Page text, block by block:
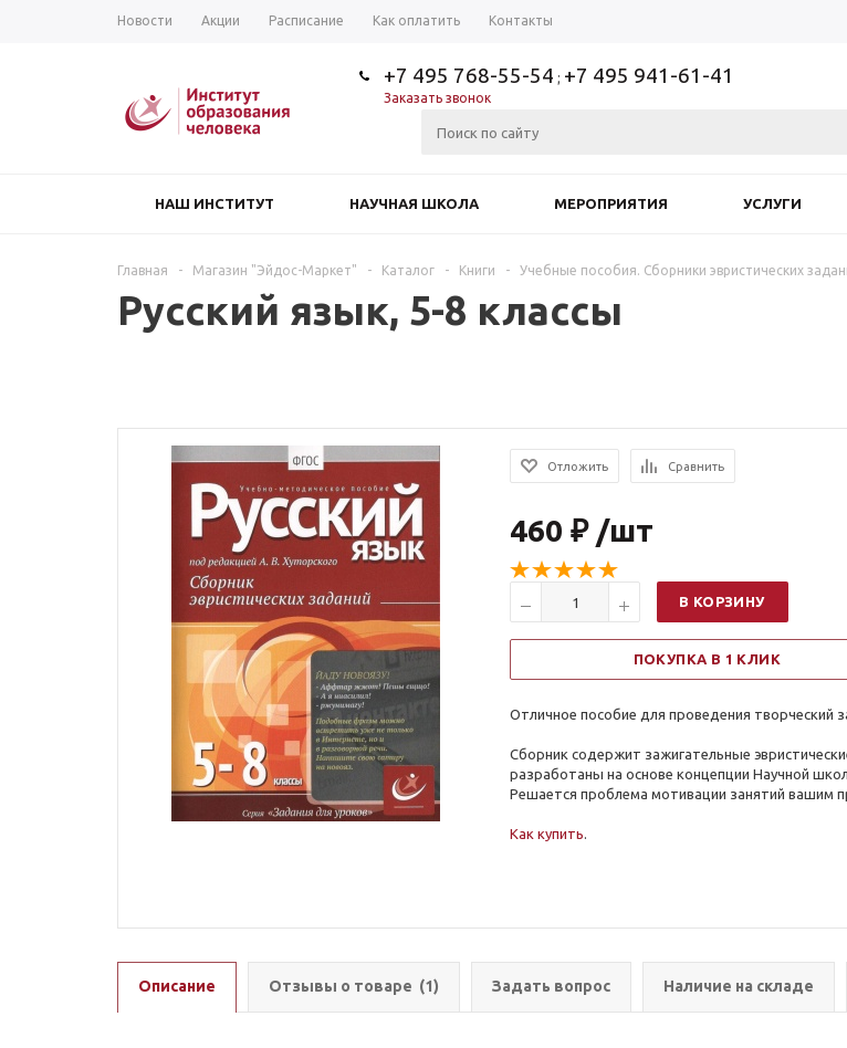
Новости Акции Расписание Как оплатить Контакты
+7 495 768-55-54 ; +7 495 941-61-41
Заказать звонок
НАШ ИНСТИТУТ НАУЧНАЯ ШКОЛА МЕРОПРИЯТИЯ УСЛУГИ
Главная - Магазин "Эйдос-Маркет" - Каталог - Книги - Учебные пособия. Сборники эвристических
Русский язык, 5-8 классы
Отложить Сравнить
460 ₽ /шт
В КОРЗИНУ
ПОКУПКА В 1 КЛИК
Отличное пособие для проведения творческий
Сборник содержит зажигательные
разработаны на основе концепции Научной
Решается проблема мотивации занятий вашим
Как купить.
Описание Отзывы о товаре (1) Задать вопрос Наличие на складе